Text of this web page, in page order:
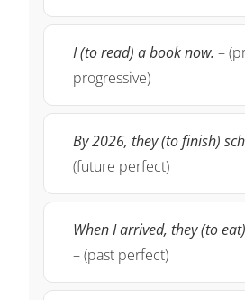
I (to read) a book now. –
progressive)
By 2026, they (to finish)
(future perfect)
When I arrived, they (to
– (past perfect)